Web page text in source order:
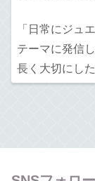
「日常にジュ
テーマに発信
長く大切にし